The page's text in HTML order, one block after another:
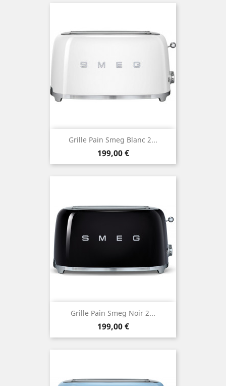
Grille Pain Smeg Blanc 2...
Prix
199,00 €
Grille Pain Smeg Noir 2...
Prix
199,00 €